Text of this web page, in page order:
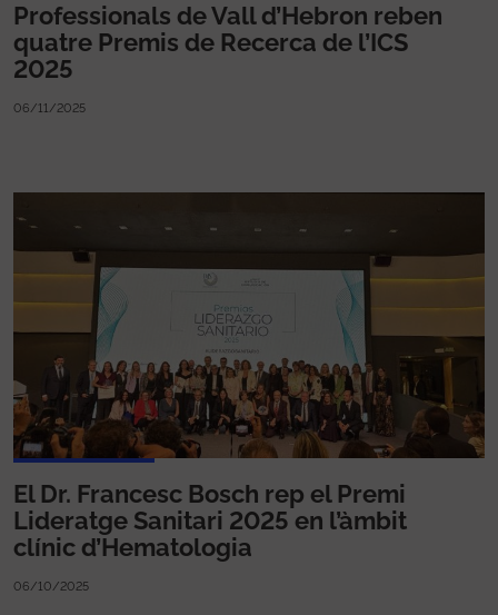
Professionals de Vall d’Hebron reben
quatre Premis de Recerca de l’ICS
2025
06/11/2025
El Dr. Francesc Bosch rep el Premi
Lideratge Sanitari 2025 en l’àmbit
clínic d’Hematologia
06/10/2025